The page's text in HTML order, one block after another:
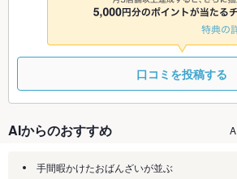
口コミを投稿する
AIからのおすすめ
手間暇かけたおばんざいが並ぶ